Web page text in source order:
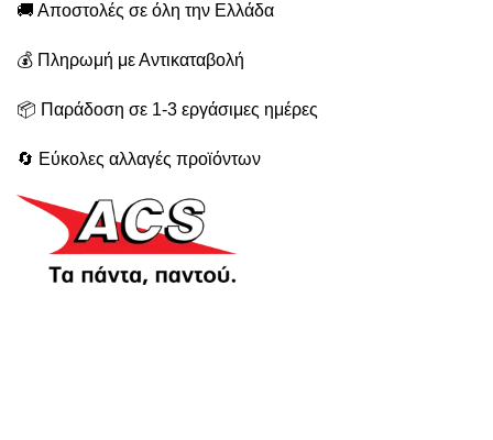
🚚 Αποστολές σε όλη την Ελλάδα
💰 Πληρωμή με Αντικαταβολή
📦 Παράδοση σε 1-3 εργάσιμες ημέρες
🔄 Εύκολες αλλαγές προϊόντων